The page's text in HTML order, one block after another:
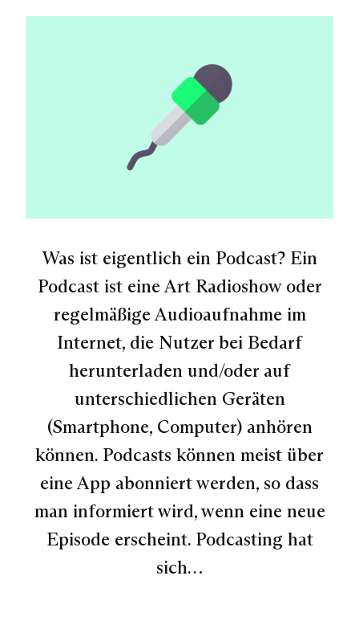
Was ist eigentlich ein Podcast? Ein
Podcast ist eine Art Radioshow oder
regelmäßige Audioaufnahme im
Internet, die Nutzer bei Bedarf
herunterladen und/oder auf
unterschiedlichen Geräten
(Smartphone, Computer) anhören
können. Podcasts können meist über
eine App abonniert werden, so dass
man informiert wird, wenn eine neue
Episode erscheint. Podcasting hat
sich…